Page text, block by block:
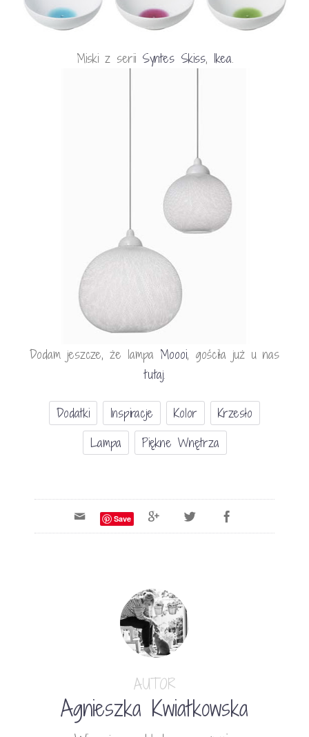
Miski z serii Syntes Skiss, Ikea.
Dodam jeszcze, że lampa Moooi, gościła już u nas
tutaj.
Dodatki Inspiracje Kolor
Krzesło
Lampa
Piękne Wnętrza
Save
AUTOR
Agnieszka Kwiatkowska